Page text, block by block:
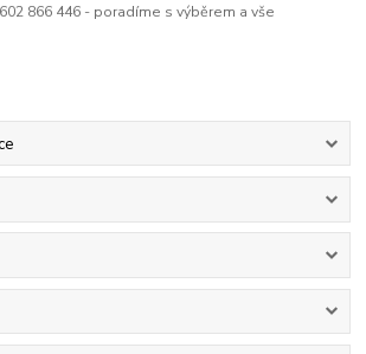
866 446 - poradíme s výběrem a vše